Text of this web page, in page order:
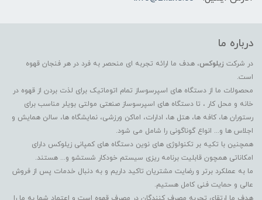
درباره ما
در شرکت زیلوکس، هدف ما ارائه تجربه ای منحصر به فرد در هر فنجان قهوه
است.
محصولات ما از دستگاه های اسپرسوساز تمام اتوماتیک برای لذت بردن از قهوه در
خانه و محل کار ، تا دستگاه های اسپرسوساز صنعتی مولتی بویلر مناسب برای
رستوران ها، کافه ها، هتل ها، ادارات، اماکن ورزشی، نمایشگاه ها، سالن همایش و
اجلاس ها و... انواع گوناگونی را شامل می شود.
همچنین با تکیه بر تکنولوژی های نوین دستگاه های کمپانی زیلوکس دارای
امکاناتی همچون قابلیت برنامه ریزی سیستم خودکار شستشو و... هستند.
ما به عملکرد برتر و رضایت مشتریان تاکید داریم و به دنبال خدمات پس از فروش
عالی و حمایت فنی کامل هستیم.